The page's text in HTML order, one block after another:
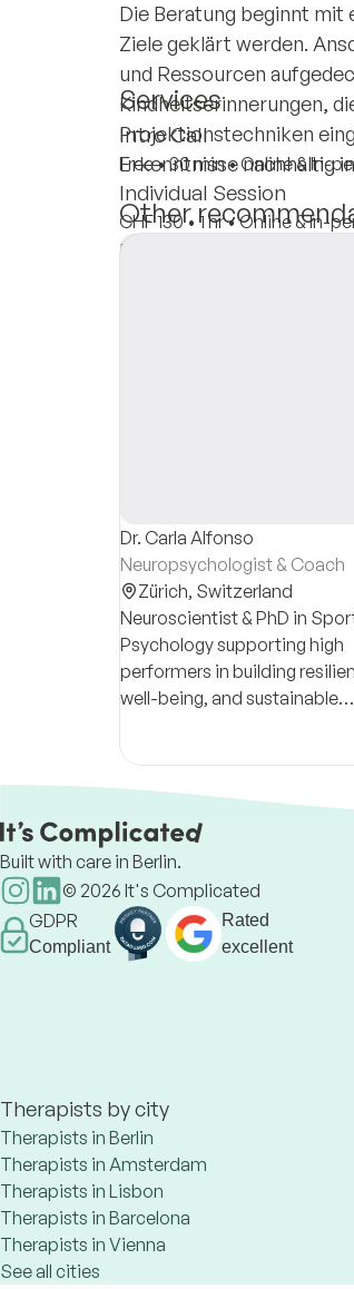
Die Beratung beginnt mit
Ziele geklärt werden.
und Ressourcen
Kindheitserinnerungen,
Projektionstechniken
Erkenntnisse nachhaltig
Services
Intro Call
Free•30 min• Online & In-
Individual Session
CHF 130 • 1 hr• Online & In-
Insurances
Other
Dr. Carla Alfonso
Neuropsychologist & Coach
Zürich, Switzerland
Neuroscientist & PhD in
Psychology supporting high
performers in building
well-being, and sustainable
the connection between
Built with care in Berlin.
© 2026 It's Complicated
GDPR
Compliant
Rated
excellent
Therapists by city
Therapists in Berlin
Therapists in Amsterdam
Therapists in Lisbon
Therapists in Barcelona
Therapists in Vienna
See all cities